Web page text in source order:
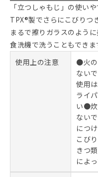
「立つしゃもじ」の使い
TPX®製でさらにこびりつ
まるで擦りガラスのように
食洗機で洗うこともできま
使用上の注意
●火の
ない
使用
ライ
い●炊
ない
につ
こび
きつ
によ